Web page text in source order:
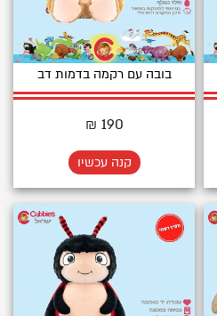
בובה עם רקמה בדמות דב
190 ₪
קנה עכשיו